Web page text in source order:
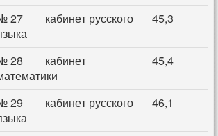
27 кабинет русского
45,3
28 кабинет
45,4
29 кабинет русского
46,1